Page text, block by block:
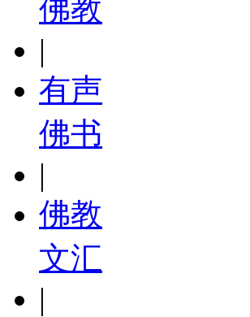
佛教
|
有声
佛书
|
佛教
文汇
|